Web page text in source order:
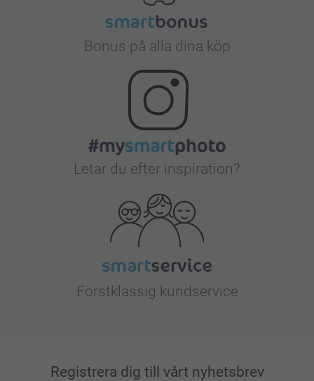
Bonus på alla dina köp
Letar du efter inspiration?
Förstklassig kundservice
Registrera dig till vårt nyhetsbrev